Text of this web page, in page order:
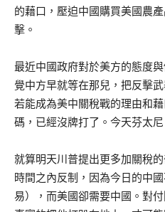
的藉口，壓迫中國購買美國農
擊。
最近中國政府對於美方的態度
覺中方早就等在那兒，把反擊
若能成為美中關稅戰的理由和
碼，已經沒牌打了。今天芬太尼
就算明天川普提出更多加關稅
時間之內反制，因為今日的中
易），而美國卻需要中國。對